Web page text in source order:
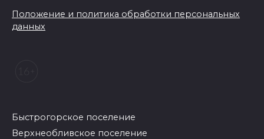
Положение и политика обработки персональных
данных
Быстрогорское поселение
Верхнеобливское поселение